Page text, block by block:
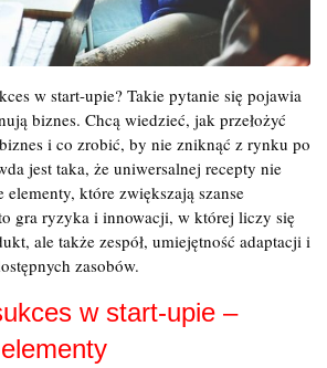
w start-upie? Takie pytanie się pojawia
biznes. Chcą wiedzieć, jak przełożyć
i co zrobić, by nie zniknąć z rynku po
jest taka, że uniwersalnej recepty nie
elementy, które zwiększają szanse
gra ryzyka i innowacji, w której liczy się
ale także zespół, umiejętność adaptacji i
zasobów.
w start-upie –